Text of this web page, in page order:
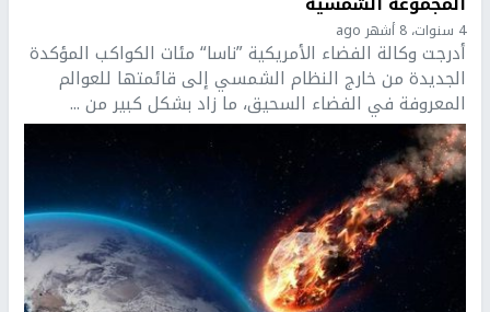
4 سنوات، 8 أشهر ago
أدرجت وكالة الفضاء الأمريكية ”ناسا“ مئات الكواكب المؤكدة
الجديدة من خارج النظام الشمسي إلى قائمتها للعوالم
المعروفة في الفضاء السحيق، ما زاد بشكل كبير من ...